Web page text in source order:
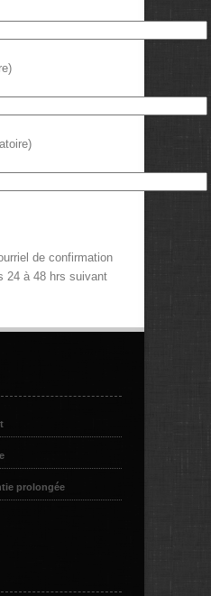
de confirmation
24 à 48 hrs suivant
prolongée